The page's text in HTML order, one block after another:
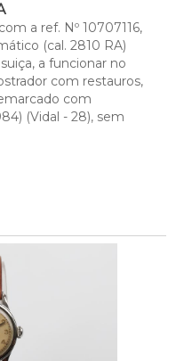
a ref. Nº 10707116,
(cal. 2810 RA)
a funcionar no
com restauros,
com
(Vidal - 28), sem